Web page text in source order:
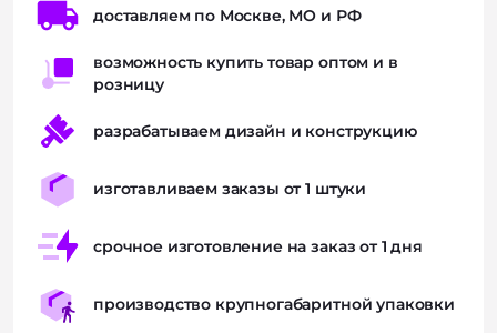
доставляем по Москве, МО и РФ
возможность купить товар оптом и в
розницу
разрабатываем дизайн и конструкцию
изготавливаем заказы от 1 штуки
срочное изготовление на заказ от 1 дня
производство крупногабаритной упаковки